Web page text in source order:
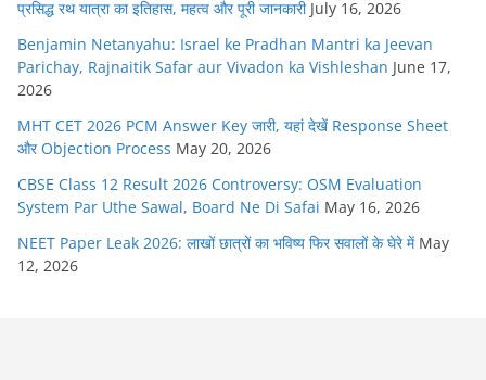
प्रसिद्ध रथ यात्रा का इतिहास, महत्व और पूरी जानकारी July 16, 2026
Benjamin Netanyahu: Israel ke Pradhan Mantri ka Jeevan
Parichay, Rajnaitik Safar aur Vivadon ka Vishleshan June 17,
2026
MHT CET 2026 PCM Answer Key जारी, यहां देखें Response Sheet
और Objection Process May 20, 2026
CBSE Class 12 Result 2026 Controversy: OSM Evaluation
System Par Uthe Sawal, Board Ne Di Safai May 16, 2026
NEET Paper Leak 2026: लाखों छात्रों का भविष्य फिर सवालों के घेरे में May
12, 2026